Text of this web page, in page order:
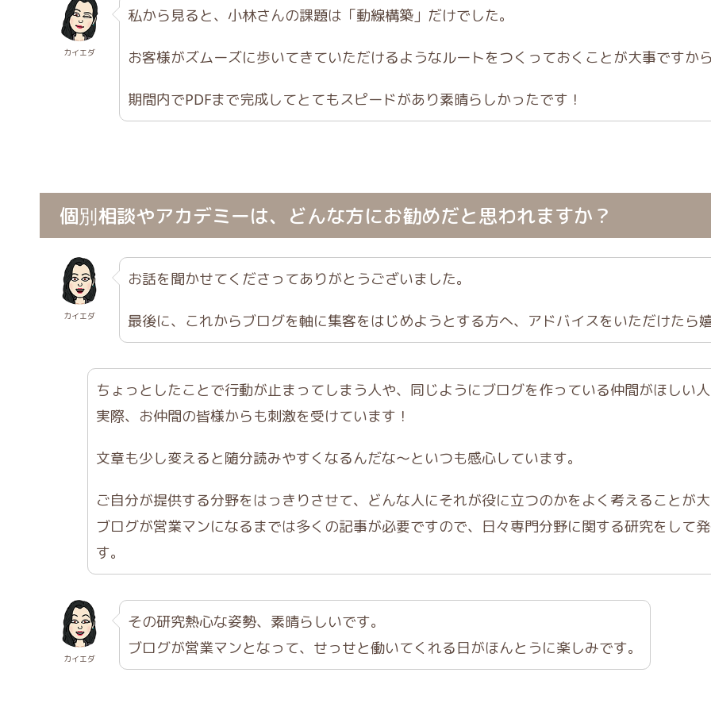
カイエダ
私から見ると、小林さんの課題は「動線構築」だけでした。
お客様がズムーズに歩いてきていただけるようなルートをつくっておくことが大事ですから
期間内でPDFまで完成してとてもスピードがあり素晴らしかったです！
個別相談やアカデミーは、どんな方にお勧めだと思われますか？
カイエダ
お話を聞かせてくださってありがとうございました。
最後に、これからブログを軸に集客をはじめようとする方へ、アドバイスをいただけたら嬉
ちょっとしたことで行動が止まってしまう人や、同じようにブログを作っている仲間がほしい人
実際、お仲間の皆様からも刺激を受けています！
文章も少し変えると随分読みやすくなるんだな〜といつも感心しています。
ご自分が提供する分野をはっきりさせて、どんな人にそれが役に立つのかをよく考えることが大
ブログが営業マンになるまでは多くの記事が必要ですので、日々専門分野に関する研究をして
す。
カイエダ
その研究熱心な姿勢、素晴らしいです。
ブログが営業マンとなって、せっせと働いてくれる日がほんとうに楽しみです。